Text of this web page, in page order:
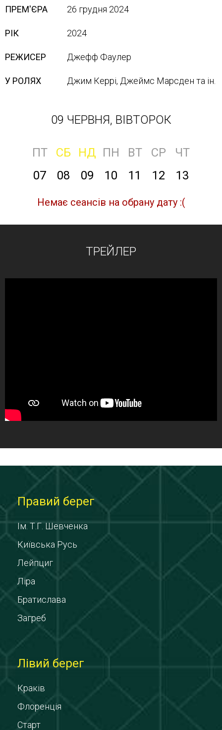
ПРЕМ'ЄРА 26 грудня 2024
РІК 2024
РЕЖИСЕР Джефф Фаулер
У РОЛЯХ Джим Керрі, Джеймс Марсден та ін.
09 ЧЕРВНЯ, ВІВТОРОК
ПТ СБ НД ПН ВТ СР
ЧТ
07
08 09 10 11 12 13
Немає сеансів на обрану дату :(
ТРЕЙЛЕР
Правий берег
Ім. Т.Г. Шевченка
Київська Русь
Лейпциг
Ліра
Братислава
Загреб
Лівий берег
Краків
Флоренція
Старт